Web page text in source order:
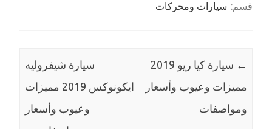
قسم: سيارات ومحركات
←
سيارة كيا ريو 2019
مميزات وعيوب وأسعار
ومواصفات
سيارة شيفروليه
ايكونوكس 2019 مميزات
وعيوب وأسعار